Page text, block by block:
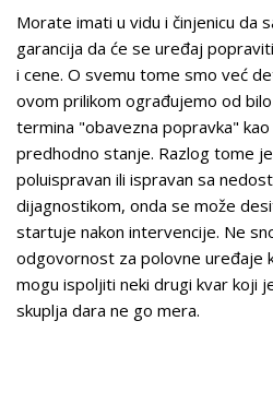
Morate imati u vidu i činjenicu da
garancija da će se uređaj
i cene. O svemu tome smo već
ovom prilikom ograđujemo od
termina "obavezna popravka"
predhodno stanje. Razlog tome
poluispravan ili ispravan sa
dijagnostikom, onda se može
startuje nakon intervencije. Ne
odgovornost za polovne uređaje
mogu ispoljiti neki drugi kvar koji
skuplja dara ne go mera.